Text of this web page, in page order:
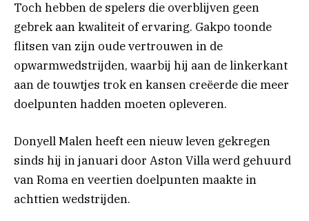
Toch hebben de spelers die overblijven geen
gebrek aan kwaliteit of ervaring. Gakpo toonde
flitsen van zijn oude vertrouwen in de
opwarmwedstrijden, waarbij hij aan de linkerkant
aan de touwtjes trok en kansen creëerde die meer
doelpunten hadden moeten opleveren.
Donyell Malen heeft een nieuw leven gekregen
sinds hij in januari door Aston Villa werd gehuurd
van Roma en veertien doelpunten maakte in
achttien wedstrijden.